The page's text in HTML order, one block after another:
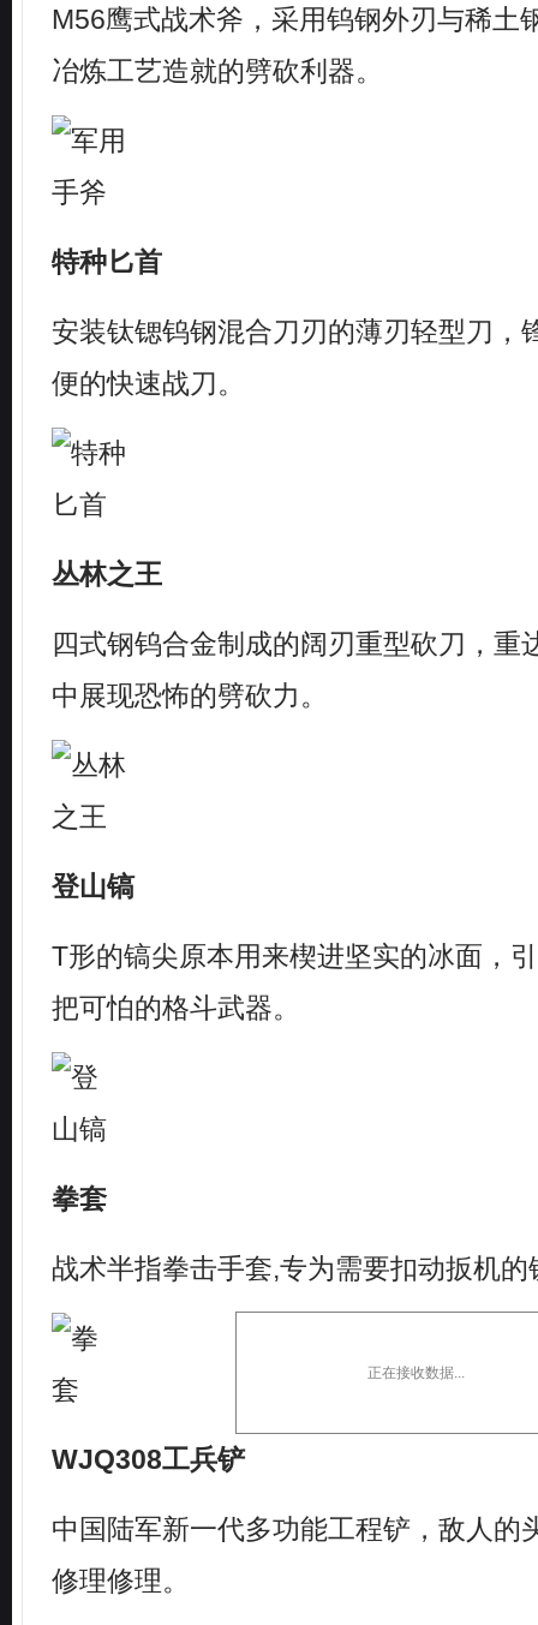
M56鹰式战术斧，采用钨钢外刃与稀土
冶炼工艺造就的劈砍利器。
特种匕首
安装钛锶钨钢混合刀刃的薄刃轻型刀，
便的快速战刀。
丛林之王
四式钢钨合金制成的阔刃重型砍刀，重
中展现恐怖的劈砍力。
登山镐
T形的镐尖原本用来楔进坚实的冰面，
把可怕的格斗武器。
拳套
战术半指拳击手套,专为需要扣动扳机
WJQ308工兵铲
中国陆军新一代多功能工程铲，敌人的
修理修理。
正在接收数据...